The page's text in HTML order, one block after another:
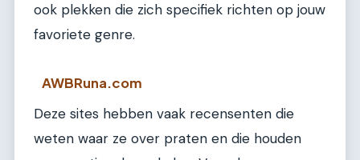
ook plekken die zich specifiek richten op jouw
favoriete genre.
AWBRuna.com
Deze sites hebben vaak recensenten die
weten waar ze over praten en die houden